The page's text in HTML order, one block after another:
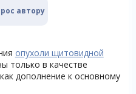
автору
опухоли щитовидной
только в качестве
дополнение к основному